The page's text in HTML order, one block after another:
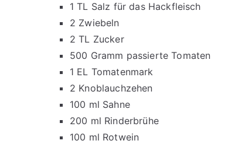
1 TL Salz für das Hackfleisch
2 Zwiebeln
2 TL Zucker
500 Gramm passierte Tomaten
1 EL Tomatenmark
2 Knoblauchzehen
100 ml Sahne
200 ml Rinderbrühe
100 ml Rotwein